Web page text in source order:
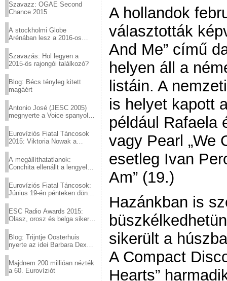
Szavazz: OGAE Second
Chance 2015
A stockholmi Globe
Arénában lesz a 2016-os
Szavazás: Hol legyen a
2015-ös rajongói találkozó?
Blog: Bécs tényleg kitett
magáért
Antonio José (JESC 2005)
megnyerte a Voice spanyol
Eurovíziós Fiatal Táncosok
2015: Viktoria Nowak a
A megállíthatatlanok:
Conchita ellenállt a lengyel
Eurovíziós Fiatal Táncosok:
Június 19-én pénteken döntő
ESC Radio Awards 2015:
Olasz, orosz és belga siker,
Blog: Trijntje Oosterhuis
nyerte az idei Barbara Dex
Majdnem 200 millióan nézték
a 60. Eurovíziót
A hollandok
választották
And Me” című
helyen áll a
listáin. A
is helyet kapott
például Rafaela
vagy Pearl „We
esetleg Ivan
Am” (19.)
Hazánkban is
sikerült a
A Compact
Hearts”